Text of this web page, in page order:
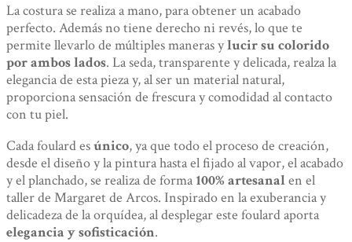
La costura se realiza a mano, para obtener un acabado
perfecto. Además no tiene derecho ni revés, lo que te
permite llevarlo de múltiples maneras ylucir su colorido
por ambos lados. La seda, transparente y delicada, realza la
elegancia de esta pieza y, al ser un material natural,
proporciona sensación de frescura y comodidad al contacto
con tu piel.
Cada foulard esúnico, ya que todo el proceso de creación,
desde el diseño y la pintura hasta el fijado al vapor, el acabado
y el planchado, se realiza de forma100% artesanalen el
taller de Margaret de Arcos. Inspirado en la exuberancia y
delicadeza de la orquídea, al desplegar este foulard aporta
elegancia y sofisticación.